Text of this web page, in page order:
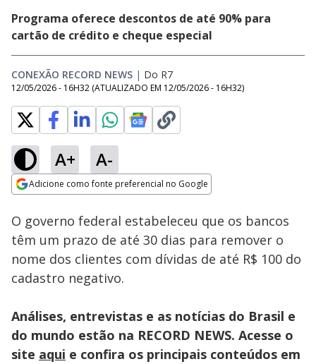
Programa oferece descontos de até 90% para
cartão de crédito e cheque especial
CONEXÃO RECORD NEWS | Do R7
12/05/2026 - 16H32 (ATUALIZADO EM 12/05/2026 - 16H32)
A+ A-
Adicione como fonte preferencial no Google
Ativar
Loaded
27.55%
O governo federal estabeleceu que os bancos
têm um prazo de até 30 dias para remover o
nome dos clientes com dívidas de até R$ 100 do
cadastro negativo.
Análises, entrevistas e as notícias do Brasil e
do mundo estão na RECORD NEWS. Acesse o
site aqui e confira os principais conteúdos em